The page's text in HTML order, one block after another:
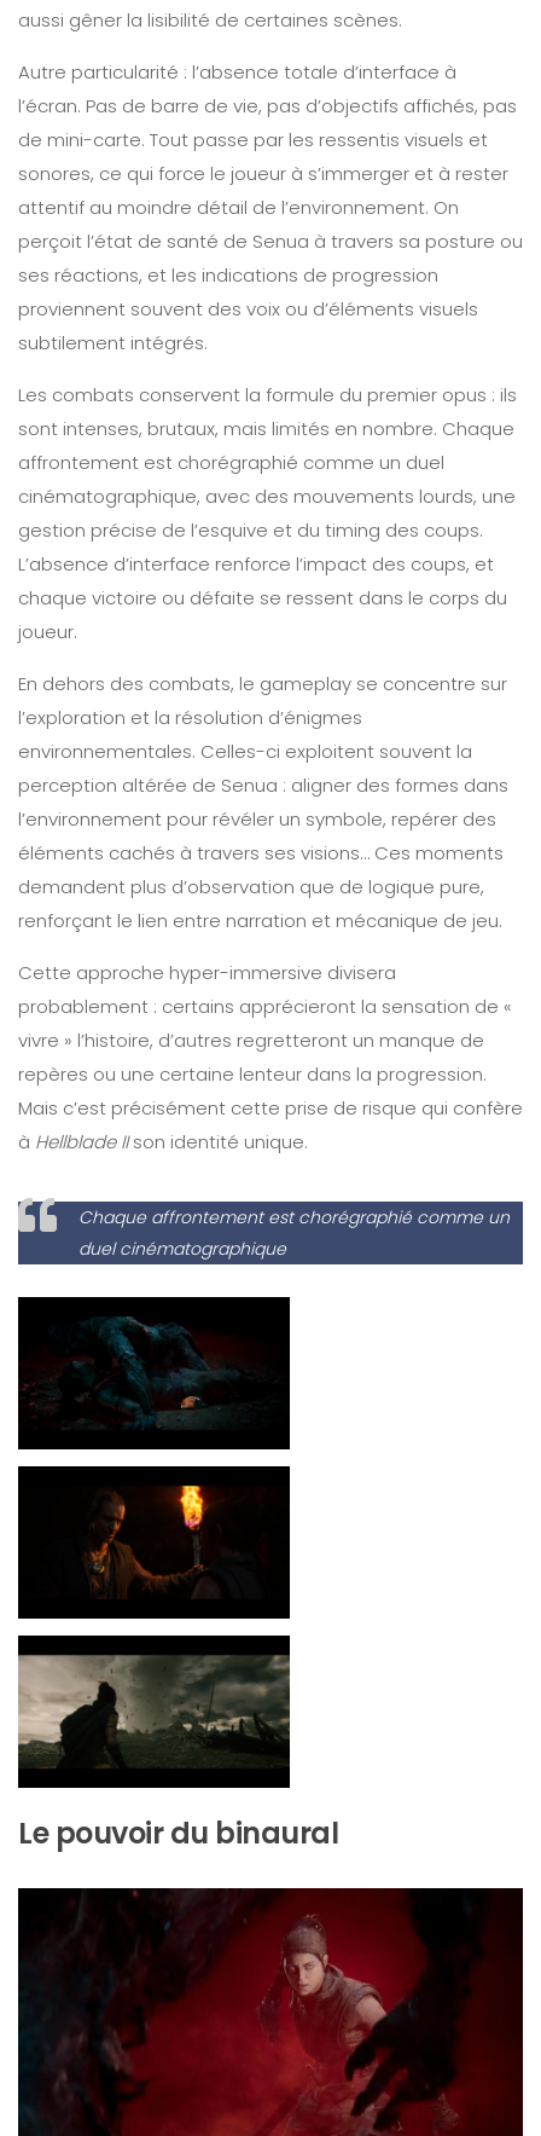
aussi gêner la lisibilité de certaines scènes.
Autre particularité : l’absence totale d’interface à
l’écran. Pas de barre de vie, pas d’objectifs affichés, pas
de mini-carte. Tout passe par les ressentis visuels et
sonores, ce qui force le joueur à s’immerger et à rester
attentif au moindre détail de l’environnement. On
perçoit l’état de santé de Senua à travers sa posture ou
ses réactions, et les indications de progression
proviennent souvent des voix ou d’éléments visuels
subtilement intégrés.
Les combats conservent la formule du premier opus : ils
sont intenses, brutaux, mais limités en nombre. Chaque
affrontement est chorégraphié comme un duel
cinématographique, avec des mouvements lourds, une
gestion précise de l’esquive et du timing des coups.
L’absence d’interface renforce l’impact des coups, et
chaque victoire ou défaite se ressent dans le corps du
joueur.
En dehors des combats, le gameplay se concentre sur
l’exploration et la résolution d’énigmes
environnementales. Celles-ci exploitent souvent la
perception altérée de Senua : aligner des formes dans
l’environnement pour révéler un symbole, repérer des
éléments cachés à travers ses visions… Ces moments
demandent plus d’observation que de logique pure,
renforçant le lien entre narration et mécanique de jeu.
Cette approche hyper-immersive divisera
probablement : certains apprécieront la sensation de «
vivre » l’histoire, d’autres regretteront un manque de
repères ou une certaine lenteur dans la progression.
Mais c’est précisément cette prise de risque qui confère
à Hellblade IIson identité unique.
Chaque affrontement est chorégraphié comme un
duel cinématographique
Le pouvoir du binaural